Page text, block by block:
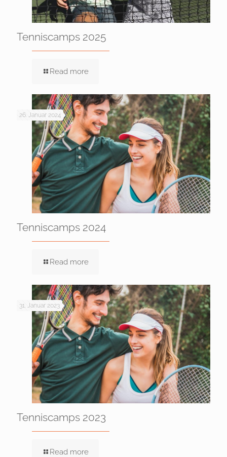
Tenniscamps 2025
Read more
26. Januar 2024
Tenniscamps 2024
Read more
31. Januar 2023
Tenniscamps 2023
Read more